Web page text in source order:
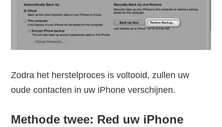
Zodra het herstelproces is voltooid, zullen uw
oude contacten in uw iPhone verschijnen.
Methode twee: Red uw iPhone